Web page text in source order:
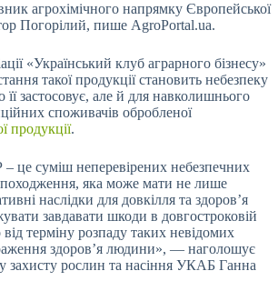
агрохімічного напрямку Європейської
Погорілий, пише AgroPortal.ua.
«Український клуб аграрного бізнесу»
такої продукції становить небезпеку
застосовує, але й для навколишнього
споживачів обробленої
продукції.
– це суміш неперевірених небезпечних
яка може мати не лише
наслідки для довкілля та здоров’я
завдавати шкоди в довгостроковій
терміну розпаду таких невідомих
здоров’я людини», — наголошує
захисту рослин та насіння УКАБ Ганна